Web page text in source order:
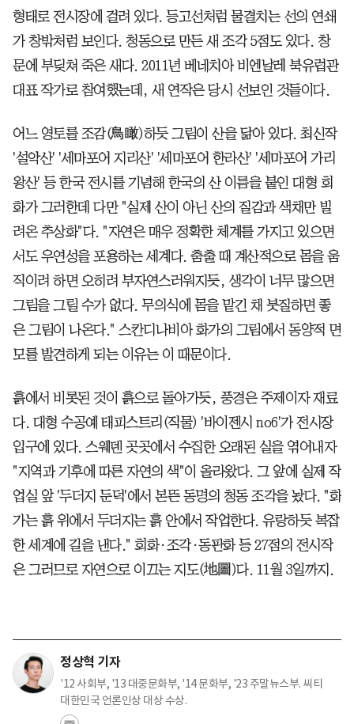
형태로 전시장에 걸려 있다. 등고선처럼 물결치는 선의 연쇄
가 창밖처럼 보인다. 청동으로 만든 새 조각 5점도 있다. 창
문에 부딪쳐 죽은 새다. 2011년 베네치아 비엔날레 북유럽관
대표 작가로 참여했는데, 새 연작은 당시 선보인 것들이다.
어느 영토를 조감(鳥瞰)하듯 그림이 산을 닮아 있다. 최신작
'설악산' '세마포어 지리산' '세마포어 한라산' '세마포어 가리
왕산' 등 한국 전시를 기념해 한국의 산 이름을 붙인 대형 회
화가 그러한데 다만 "실제 산이 아닌 산의 질감과 색채만 빌
려온 추상화"다. "자연은 매우 정확한 체계를 가지고 있으면
서도 우연성을 포용하는 세계다. 춤출 때 계산적으로 몸을 움
직이려 하면 오히려 부자연스러워지듯, 생각이 너무 많으면
그림을 그릴 수가 없다. 무의식에 몸을 맡긴 채 붓질하면 좋
은 그림이 나온다." 스칸디나비아 화가의 그림에서 동양적 면
모를 발견하게 되는 이유는 이 때문이다.
흙에서 비롯된 것이 흙으로 돌아가듯, 풍경은 주제이자 재료
다. 대형 수공예 태피스트리(직물) '바이젠시 no6'가 전시장
입구에 있다. 스웨덴 곳곳에서 수집한 오래된 실을 엮어내자
"지역과 기후에 따른 자연의 색"이 올라왔다. 그 앞에 실제 작
업실 앞 '두더지 둔덕'에서 본뜬 동명의 청동 조각을 놨다. "화
가는 흙 위에서 두더지는 흙 안에서 작업한다. 유랑하듯 복잡
한 세계에 길을 낸다." 회화·조각·동판화 등 27점의 전시작
은 그러므로 자연으로 이끄는 지도(地圖)다. 11월 3일까지.
정상혁 기자
'12 사회부, '13 대중문화부, '14 문화부, '23 주말뉴스부. 씨티
대한민국 언론인상 대상 수상.